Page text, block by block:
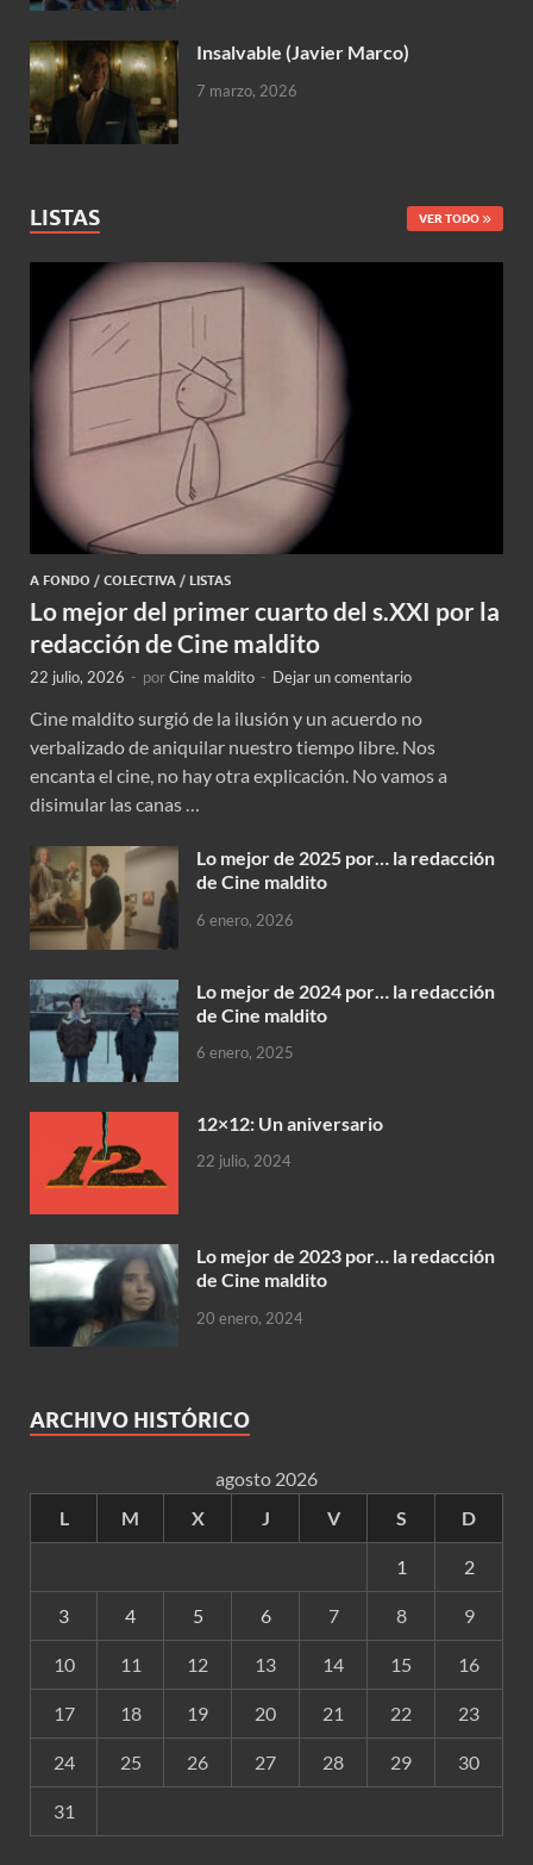
Insalvable (Javier Marco)
7 marzo, 2026
LISTAS VER TODO
A FONDO / COLECTIVA / LISTAS
Lo mejor del primer cuarto del s.XXI por la
redacción de Cine maldito
22 julio, 2026 - porCine maldito - Dejar un comentario
Cine maldito surgió de la ilusión y un acuerdo no
verbalizado de aniquilar nuestro tiempo libre. Nos
encanta el cine, no hay otra explicación. No vamos a
disimular las canas …
Lo mejor de 2025 por… la redacción
de Cine maldito
6 enero, 2026
Lo mejor de 2024 por… la redacción
de Cine maldito
6 enero, 2025
12×12: Un aniversario
22 julio, 2024
Lo mejor de 2023 por… la redacción
de Cine maldito
20 enero, 2024
ARCHIVO HISTÓRICO
agosto 2026
L
M X J V S D
1 2
3 4 5 6 7 8 9
10 11 12 13 14 15 16
17 18 19 20 21 22 23
24 25 26 27 28 29 30
31